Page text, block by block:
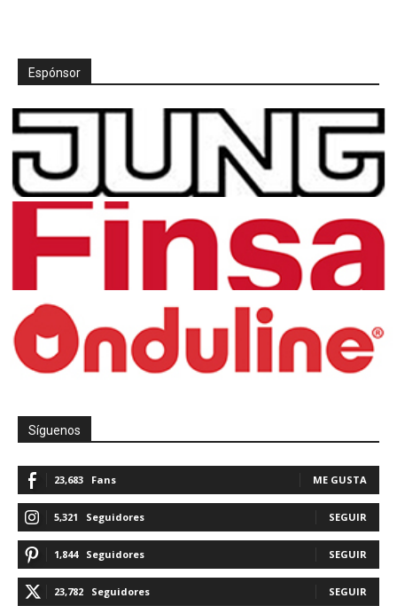
Espónsor
Síguenos
23,683 Fans ME GUSTA
5,321 Seguidores SEGUIR
1,844 Seguidores SEGUIR
23,782 Seguidores SEGUIR